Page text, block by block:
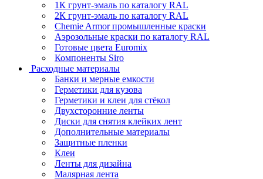
1К грунт-эмаль по каталогу RAL
2К грунт-эмаль по каталогу RAL
Chemie Armor промышленные краски
Аэрозольные краски по каталогу RAL
Готовые цвета Euromix
Компоненты Siro
Расходные материалы
Банки и мерные емкости
Герметики для кузова
Герметики и клеи для стёкол
Двухсторонние ленты
Диски для снятия клейких лент
Дополнительные материалы
Защитные пленки
Клеи
Ленты для дизайна
Малярная лента